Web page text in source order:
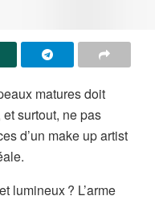
matures doit
surtout, ne pas
d’un make up artist
lumineux ? L’arme